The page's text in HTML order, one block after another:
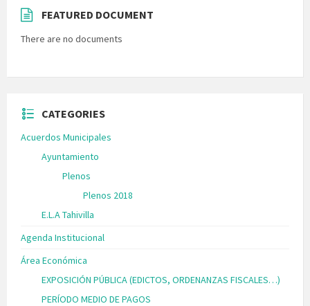
FEATURED DOCUMENT
There are no documents
CATEGORIES
Acuerdos Municipales
Ayuntamiento
Plenos
Plenos 2018
E.L.A Tahivilla
Agenda Institucional
Área Económica
EXPOSICIÓN PÚBLICA (EDICTOS, ORDENANZAS FISCALES…)
PERÍODO MEDIO DE PAGOS